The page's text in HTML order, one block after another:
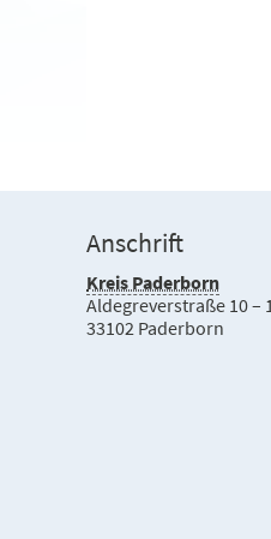
Anschrift
Kreis Paderborn
Aldegreverstraße 10 –
33102 Paderborn